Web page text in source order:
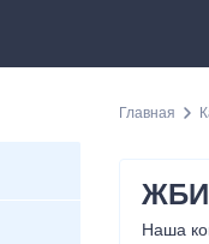
Главная
ЖБИ
Наша